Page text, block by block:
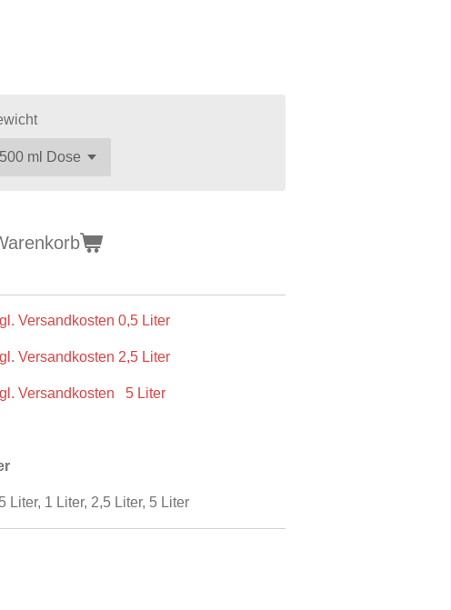
Versandkosten 0,5 Liter
Versandkosten 2,5 Liter
Versandkosten 5 Liter
Liter, 1 Liter, 2,5 Liter, 5 Liter